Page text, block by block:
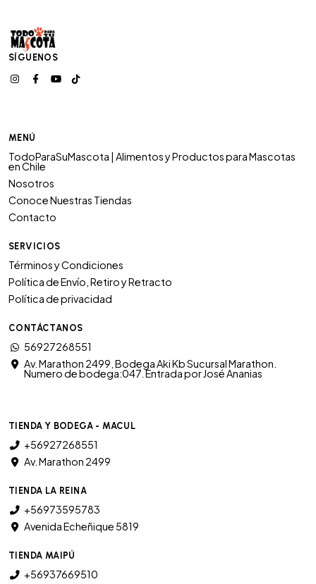
SÍGUENOS
MENÚ
TodoParaSuMascota | Alimentos y Productos para Mascotas
en Chile
Nosotros
Conoce Nuestras Tiendas
Contacto
SERVICIOS
Términos y Condiciones
Política de Envío, Retiro y Retracto
Política de privacidad
CONTÁCTANOS
56927268551
Av. Marathon 2499, Bodega Aki Kb Sucursal Marathon.
Numero de bodega:047. Entrada por José Ananias
TIENDA Y BODEGA - MACUL
+56927268551
Av. Marathon 2499
TIENDA LA REINA
+56973595783
Avenida Echeñique 5819
TIENDA MAIPÚ
+56937669510